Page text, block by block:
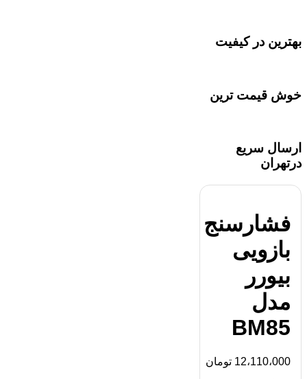
بهترین در کیفیت
خوش قیمت ترین
ارسال سریع
درتهران
فشارسنج
بازویی
بیورر
مدل
BM85
12،110،000 تومان